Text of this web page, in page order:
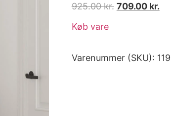
925.00kr. 709.00 kr.
Køb vare
Varenummer (SKU):